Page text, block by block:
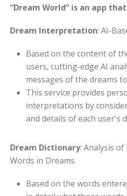
“Dream World” is an app
Dream Interpretation: AI-
Based on the content of
users, cutting-edge AI
messages of the dreams
This service provides
interpretations by
and details of each user's
Dream Dictionary: Analysis
Words in Dreams
Based on the words